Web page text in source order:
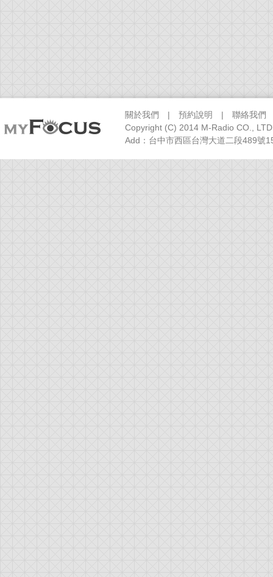
關於我們 | 預約說明 | 聯絡我們
Copyright (C) 2014 M-Radio CO.,
Add：台中市西區台灣大道二段489